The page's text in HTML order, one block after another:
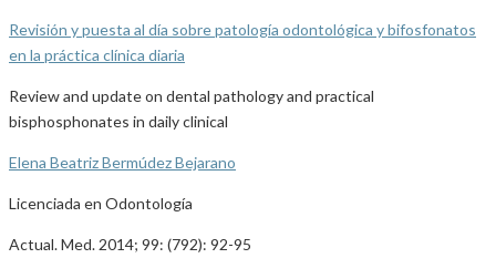
Revisión y puesta al día sobre patología odontológica y bifosfonatos
en la práctica clínica diaria
Review and update on dental pathology and practical
bisphosphonates in daily clinical
Elena Beatriz Bermúdez Bejarano
Licenciada en Odontología
Actual. Med. 2014; 99: (792): 92-95